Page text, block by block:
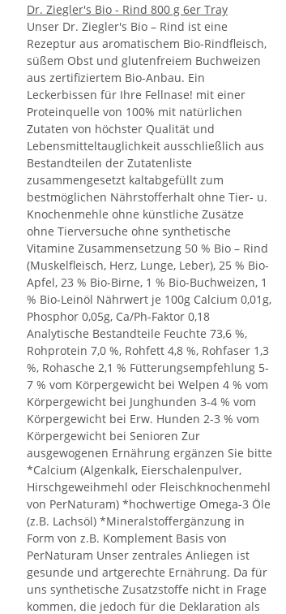
Dr. Ziegler's Bio - Rind 800 g 6er Tray
Unser Dr. Ziegler's Bio – Rind ist eine
Rezeptur aus aromatischem Bio-Rindfleisch,
süßem Obst und glutenfreiem Buchweizen
aus zertifiziertem Bio-Anbau. Ein
Leckerbissen für Ihre Fellnase! mit einer
Proteinquelle von 100% mit natürlichen
Zutaten von höchster Qualität und
Lebensmitteltauglichkeit ausschließlich aus
Bestandteilen der Zutatenliste
zusammengesetzt kaltabgefüllt zum
bestmöglichen Nährstofferhalt ohne Tier- u.
Knochenmehle ohne künstliche Zusätze
ohne Tierversuche ohne synthetische
Vitamine Zusammensetzung 50 % Bio – Rind
(Muskelfleisch, Herz, Lunge, Leber), 25 % Bio-
Apfel, 23 % Bio-Birne, 1 % Bio-Buchweizen, 1
% Bio-Leinöl Nährwert je 100g Calcium 0,01g,
Phosphor 0,05g, Ca/Ph-Faktor 0,18
Analytische Bestandteile Feuchte 73,6 %,
Rohprotein 7,0 %, Rohfett 4,8 %, Rohfaser 1,3
%, Rohasche 2,1 % Fütterungsempfehlung 5-
7 % vom Körpergewicht bei Welpen 4 % vom
Körpergewicht bei Junghunden 3-4 % vom
Körpergewicht bei Erw. Hunden 2-3 % vom
Körpergewicht bei Senioren Zur
ausgewogenen Ernährung ergänzen Sie bitte
*Calcium (Algenkalk, Eierschalenpulver,
Hirschgeweihmehl oder Fleischknochenmehl
von PerNaturam) *hochwertige Omega-3 Öle
(z.B. Lachsöl) *Mineralstoffergänzung in
Form von z.B. Komplement Basis von
PerNaturam Unser zentrales Anliegen ist
gesunde und artgerechte Ernährung. Da für
uns synthetische Zusatzstoffe nicht in Frage
kommen, die jedoch für die Deklaration als